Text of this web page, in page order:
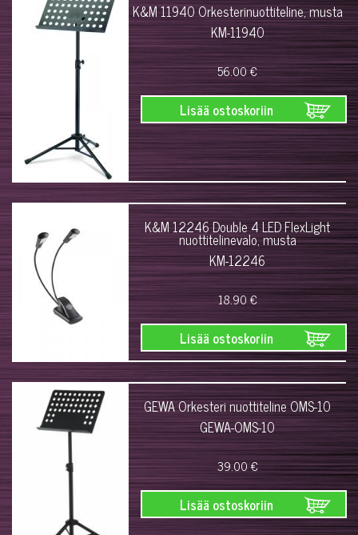
K&M 11940 Orkesterinuottiteline, musta
KM-11940
56.00 €
Lisää ostoskoriin
K&M 12246 Double 4 LED FlexLight
nuottitelinevalo, musta
KM-12246
18.90 €
Lisää ostoskoriin
GEWA Orkesteri nuottiteline OMS-10
GEWA-OMS-10
39.00 €
Lisää ostoskoriin